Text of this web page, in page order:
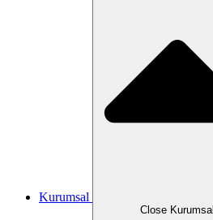
Kurumsal
Close Kurumsal